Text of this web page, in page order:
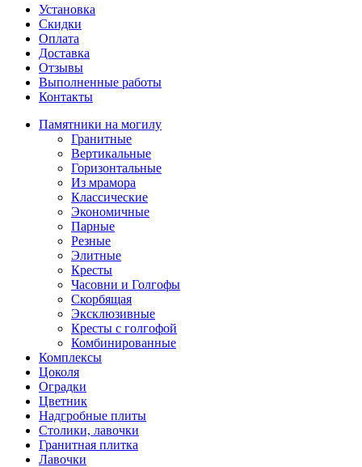
Установка
Скидки
Оплата
Доставка
Отзывы
Выполненные работы
Контакты
Памятники на могилу
Гранитные
Вертикальные
Горизонтальные
Из мрамора
Классические
Экономичные
Парные
Резные
Элитные
Кресты
Часовни и Голгофы
Скорбящая
Эксклюзивные
Кресты с голгофой
Комбинированные
Комплексы
Цоколя
Оградки
Цветник
Надгробные плиты
Столики, лавочки
Гранитная плитка
Лавочки